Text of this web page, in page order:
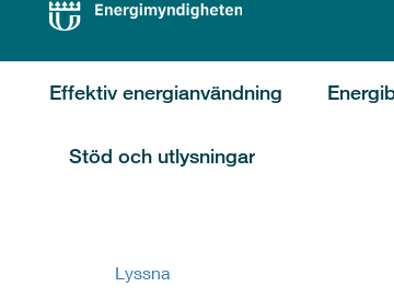
Effektiv energianvändning
Stöd och utlysningar
Lyssna